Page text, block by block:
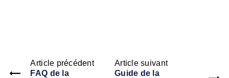
Article précédent
FAQ de la
Article suivant
Guide de la